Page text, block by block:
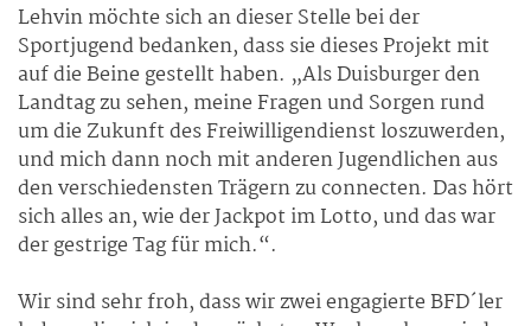
Lehvin möchte sich an dieser Stelle bei der
Sportjugend bedanken, dass sie dieses Projekt mit
auf die Beine gestellt haben. „Als Duisburger den
Landtag zu sehen, meine Fragen und Sorgen rund
um die Zukunft des Freiwilligendienst loszuwerden,
und mich dann noch mit anderen Jugendlichen aus
den verschiedensten Trägern zu connecten. Das hört
sich alles an, wie der Jackpot im Lotto, und das war
der gestrige Tag für mich.“.
Wir sind sehr froh, dass wir zwei engagierte BFD´ler